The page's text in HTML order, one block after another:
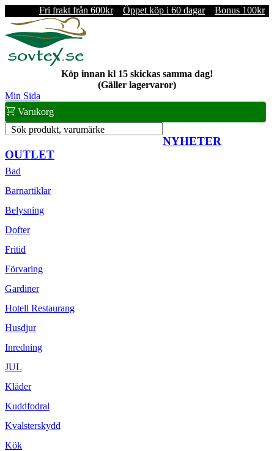
Fri frakt från 600kr Öppet köp i 60 dagar Bonus 100kr
Köp innan kl 15 skickas samma dag!
(Gäller lagervaror)
Min Sida
Varukorg
Sök produkt, varumärke
NYHETER
OUTLET
Bad
Barnartiklar
Belysning
Dofter
Fritid
Förvaring
Gardiner
Hotell Restaurang
Husdjur
Inredning
JUL
Kläder
Kuddfodral
Kvalsterskydd
Kök